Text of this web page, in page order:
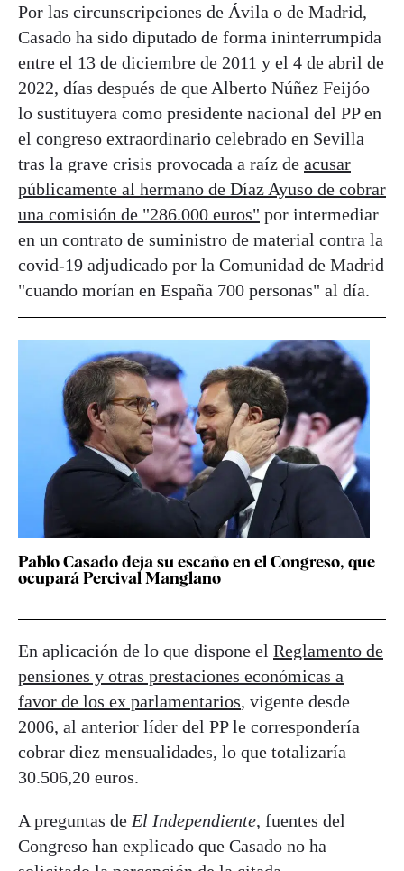
Por las circunscripciones de Ávila o de Madrid,
Casado ha sido diputado de forma ininterrumpida
entre el 13 de diciembre de 2011 y el 4 de abril de
2022, días después de que Alberto Núñez Feijóo
lo sustituyera como presidente nacional del PP en
el congreso extraordinario celebrado en Sevilla
tras la grave crisis provocada a raíz de acusar
públicamente al hermano de Díaz Ayuso de cobrar
una comisión de "286.000 euros" por intermediar
en un contrato de suministro de material contra la
covid-19 adjudicado por la Comunidad de Madrid
"cuando morían en España 700 personas" al día.
Pablo Casado deja su escaño en el Congreso, que
ocupará Percival Manglano
En aplicación de lo que dispone el Reglamento de
pensiones y otras prestaciones económicas a
favor de los ex parlamentarios, vigente desde
2006, al anterior líder del PP le correspondería
cobrar diez mensualidades, lo que totalizaría
30.506,20 euros.
A preguntas de El Independiente, fuentes del
Congreso han explicado que Casado no ha